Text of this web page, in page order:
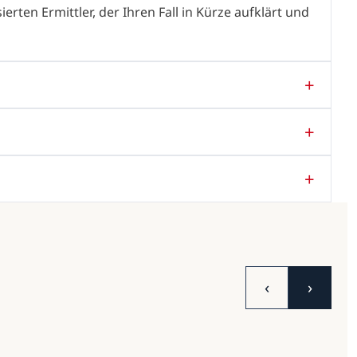
Ermittler, der Ihren Fall in Kürze aufklärt und
‹ ›